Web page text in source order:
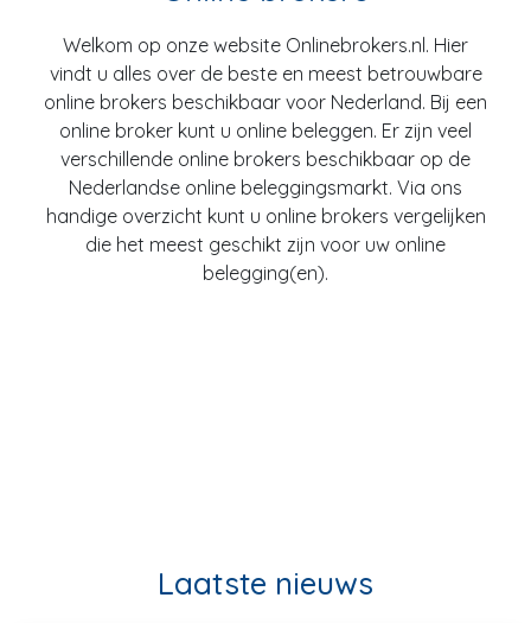
Welkom op onze website Onlinebrokers.nl. Hier
vindt u alles over de beste en meest betrouwbare
online brokers beschikbaar voor Nederland. Bij een
online broker kunt u online beleggen. Er zijn veel
verschillende online brokers beschikbaar op de
Nederlandse online beleggingsmarkt. Via ons
handige overzicht kunt u online brokers vergelijken
die het meest geschikt zijn voor uw online
belegging(en).
Laatste nieuws